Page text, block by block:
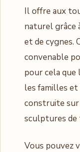
Il offre aux
naturel grâce
et de cygnes.
convenable
pour cela que
les familles
construite
sculptures
Vous pouvez